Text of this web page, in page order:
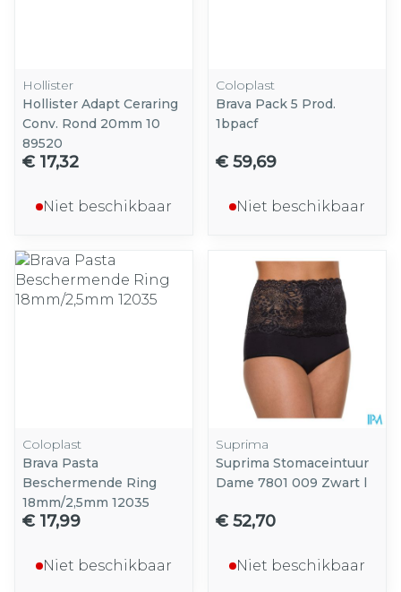
Hollister
Hollister Adapt Ceraring
Conv. Rond 20mm 10
89520
€ 17,32
Niet beschikbaar
Coloplast
Brava Pack 5 Prod.
1bpacf
€ 59,69
Niet beschikbaar
Coloplast
Brava Pasta
Beschermende Ring
18mm/2,5mm 12035
€ 17,99
Niet beschikbaar
Suprima
Suprima Stomaceintuur
Dame 7801 009 Zwart l
€ 52,70
Niet beschikbaar